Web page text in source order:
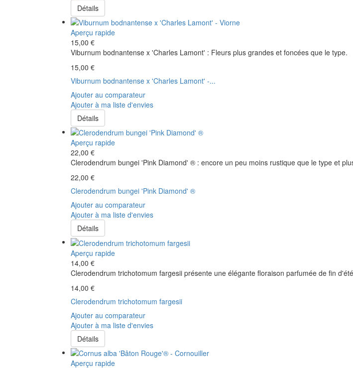
Détails
Aperçu rapide
15,00 €
Viburnum bodnantense x 'Charles Lamont' : Fleurs plus grandes et foncées que le type.
15,00 €
Viburnum bodnantense x 'Charles Lamont' -...
Ajouter au comparateur
Ajouter à ma liste d'envies
Détails
Aperçu rapide
22,00 €
Clerodendrum bungei 'Pink Diamond' ® : encore un peu moins rustique que le type et
22,00 €
Clerodendrum bungei 'Pink Diamond' ®
Ajouter au comparateur
Ajouter à ma liste d'envies
Détails
Aperçu rapide
14,00 €
Clerodendrum trichotomum fargesii présente une élégante floraison parfumée de fin
14,00 €
Clerodendrum trichotomum fargesii
Ajouter au comparateur
Ajouter à ma liste d'envies
Détails
Aperçu rapide